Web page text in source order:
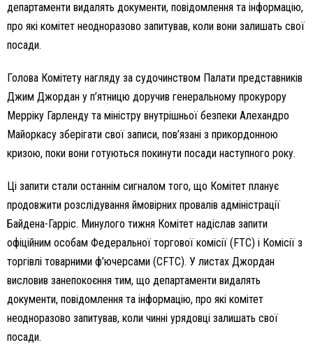
департаменти видалять документи, повідомлення та інформацію,
про які комітет неодноразово запитував, коли вони залишать свої
посади.
Голова Комітету нагляду за судочинством Палати представників
Джим Джордан у п’ятницю доручив генеральному прокурору
Мерріку Гарленду та міністру внутрішньої безпеки Алехандро
Майоркасу зберігати свої записи, пов’язані з прикордонною
кризою, поки вони готуються покинути посади наступного року.
Ці запити стали останнім сигналом того, що Комітет планує
продовжити розслідування ймовірних провалів адміністрації
Байдена-Гарріс. Минулого тижня Комітет надіслав запити
офіційним особам Федеральної торгової комісії (FTC) і Комісії з
торгівлі товарними ф’ючерсами (CFTC). У листах Джордан
висловив занепокоєння тим, що департаменти видалять
документи, повідомлення та інформацію, про які комітет
неодноразово запитував, коли чинні урядовці залишать свої
посади.